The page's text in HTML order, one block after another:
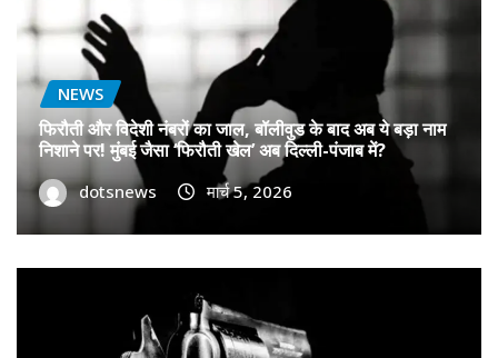
NEWS
फिरौती और विदेशी नंबरों का जाल, बॉलीवुड के बाद अब ये बड़ा नाम
निशाने पर! मुंबई जैसा ‘फिरौती खेल’ अब दिल्ली-पंजाब में?
dotsnews मार्च 5, 2026